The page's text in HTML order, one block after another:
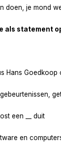
doen, je mond
als statement
Hans Goedkoop
een __ duit
en